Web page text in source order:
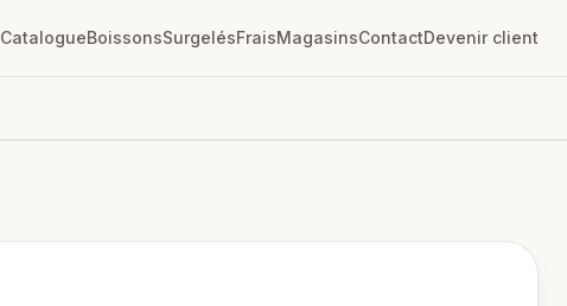
CatalogueBoissonsSurgelésFraisMagasinsContactDevenir client